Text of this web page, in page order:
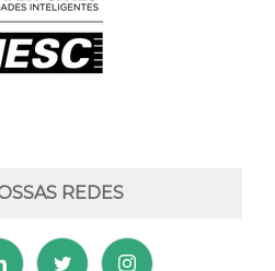
REDES